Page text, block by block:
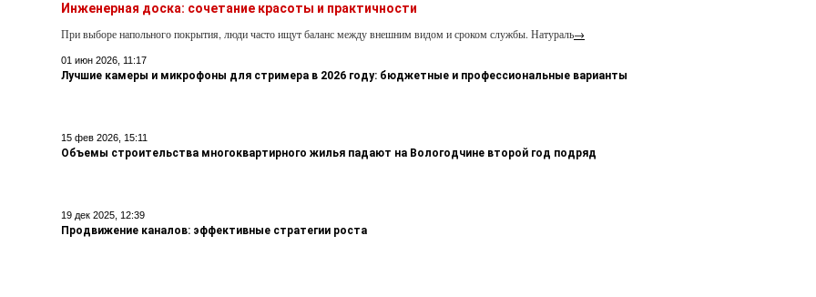
Инженерная доска: сочетание красоты и практичности
При выборе напольного покрытия, люди часто ищут баланс между внешним видом и сроком службы. Натураль→
01 июн 2026, 11:17
Лучшие камеры и микрофоны для стримера в 2026 году: бюджетные и профессиональные варианты
15 фев 2026, 15:11
Объемы строительства многоквартирного жилья падают на Вологодчине второй год подряд
19 дек 2025, 12:39
Продвижение каналов: эффективные стратегии роста